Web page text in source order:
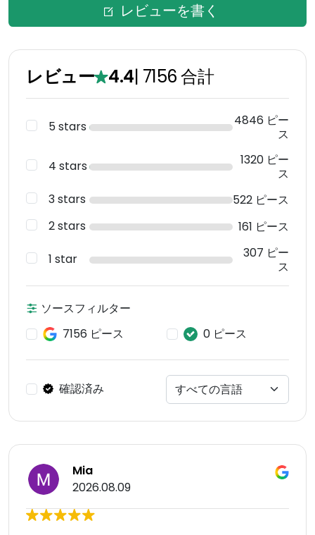
レビューを書く
レビュー 4.4| 7156合計
5 stars
4846 ピー
ス
4 stars
1320 ピー
ス
3 stars
522 ピース
2 stars
161 ピース
1 star
307 ピー
ス
ソースフィルター
7156 ピース
0 ピース
確認済み
Mia
2026.08.09